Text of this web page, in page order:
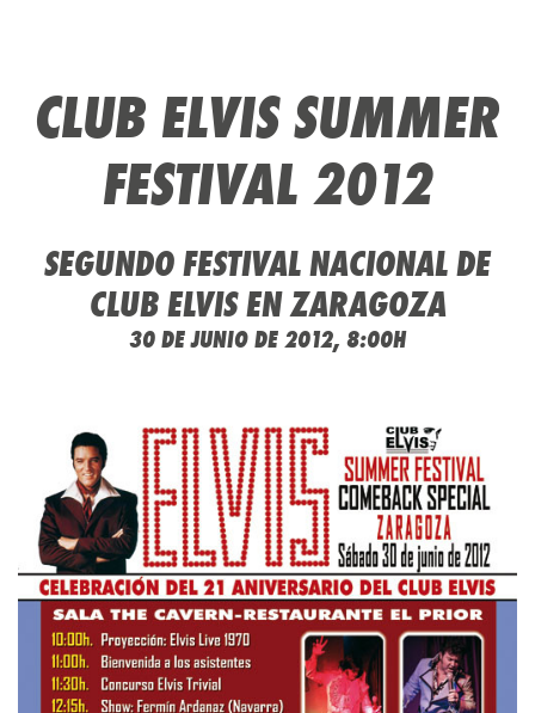
CLUB ELVIS SUMMER
FESTIVAL 2012
SEGUNDO FESTIVAL NACIONAL DE
CLUB ELVIS EN ZARAGOZA
30 DE JUNIO DE 2012, 8:00H